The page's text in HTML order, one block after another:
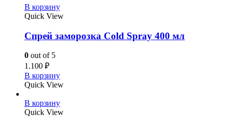
В корзину
Quick View
Спрей заморозка Cold Spray 400 мл
0 out of 5
1.100 ₽
В корзину
Quick View
В корзину
Quick View